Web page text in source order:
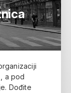
a pod
Dođite